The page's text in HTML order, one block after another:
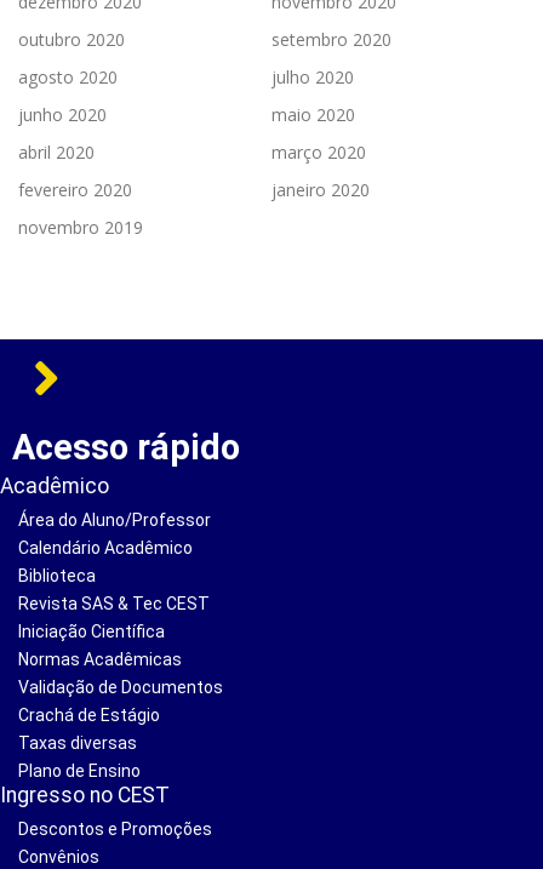
outubro 2020
setembro 2020
agosto 2020
julho 2020
junho 2020
maio 2020
abril 2020
março 2020
fevereiro 2020
janeiro 2020
novembro 2019
Acesso rápido
Acadêmico
Área do Aluno/Professor
Calendário Acadêmico
Biblioteca
Revista SAS & Tec CEST
Iniciação Científica
Normas Acadêmicas
Validação de Documentos
Crachá de Estágio
Taxas diversas
Plano de Ensino
Ingresso no CEST
Descontos e Promoções
Convênios